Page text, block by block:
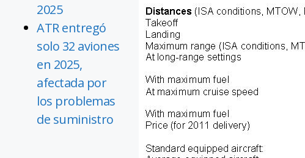
2025
ATR entregó
solo 32 aviones
en 2025,
afectada por
los problemas
de suministro